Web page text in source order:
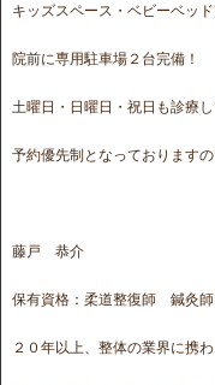
キッズスペース・ベビーベッ
院前に専用駐車場２台完備！
土曜日・日曜日・祝日も診療し
予約優先制となっております
藤戸 恭介
保有資格：柔道整復師 鍼灸
２０年以上、整体の業界に携わ